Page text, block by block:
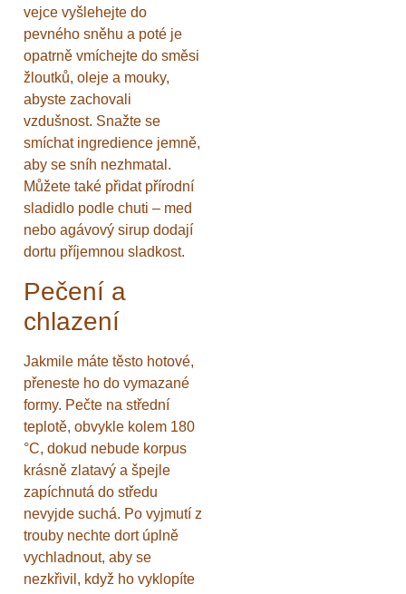
vejce vyšlehejte do
pevného sněhu a poté je
opatrně vmíchejte do směsi
žloutků, oleje a mouky,
abyste zachovali
vzdušnost. Snažte se
smíchat ingredience jemně,
aby se sníh nezhmatal.
Můžete také přidat přírodní
sladidlo podle chuti – med
nebo agávový sirup dodají
dortu příjemnou sladkost.
Pečení a
chlazení
Jakmile máte těsto hotové,
přeneste ho do vymazané
formy. Pečte na střední
teplotě, obvykle kolem 180
°C, dokud nebude korpus
krásně zlatavý a špejle
zapíchnutá do středu
nevyjde suchá. Po vyjmutí z
trouby nechte dort úplně
vychladnout, aby se
nezkřivil, když ho vyklopíte